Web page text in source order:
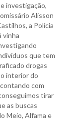
investigação,
Alisson
a Polícia
vinha
que tem
drogas
interior do
com
tirar
as buscas
Meio, Alfama e